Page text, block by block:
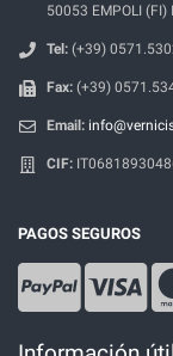
50053 EMPOLI (FI)
Tel: (+39)
Fax: (+39)
Email:
CIF:
PAGOS SEGUROS